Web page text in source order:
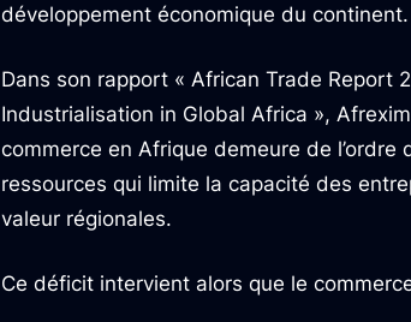
développement économique du continent.
Dans son rapport « African Trade Report
Industrialisation in Global Africa »,
commerce en Afrique demeure de
ressources qui limite la capacité des
valeur régionales.
Ce déficit intervient alors que le